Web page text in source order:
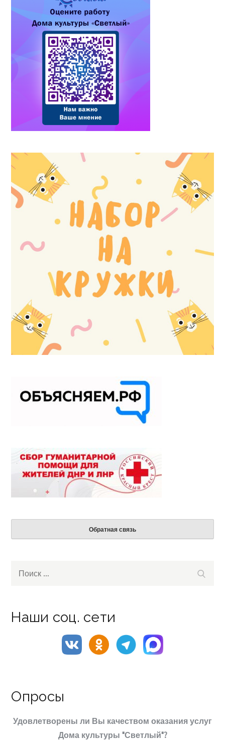
Обратная связь
Search
Наши соц. сети
Опросы
Удовлетворены ли Вы качеством оказания услуг
Дома культуры "Светлый"?